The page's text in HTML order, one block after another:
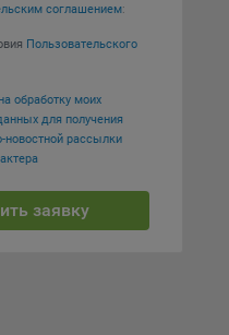
соглашением:
Пользовательского
обработку моих
для получения
новостной рассылки
заявку